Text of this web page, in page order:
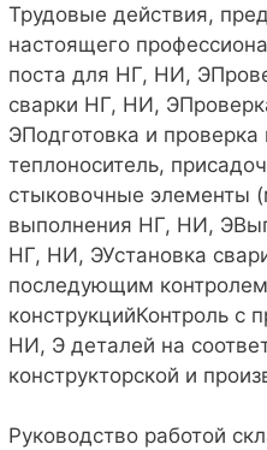
Трудовые действия,
настоящего
поста для НГ, НИ,
сварки НГ, НИ,
ЭПодготовка и
теплоноситель,
стыковочные элементы
выполнения НГ, НИ,
НГ, НИ, ЭУстановка
последующим
конструкцийКонтроль с
НИ, Э деталей на
конструкторской и
Руководство работой